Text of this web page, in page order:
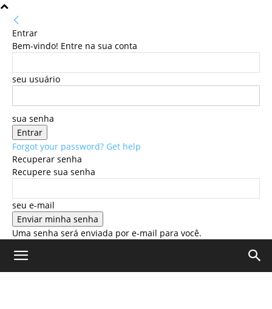
Entrar
Bem-vindo! Entre na sua conta
seu usuário
sua senha
Forgot your password? Get help
Recuperar senha
Recupere sua senha
seu e-mail
Uma senha será enviada por e-mail para você.